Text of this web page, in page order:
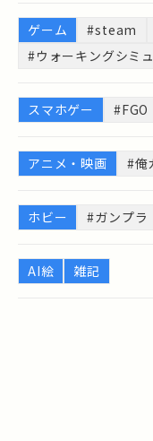
ゲーム #steam
#ウォーキングシミ
スマホゲー #FGO
アニメ・映画 #俺
ホビー #ガンプラ
AI絵 雑記